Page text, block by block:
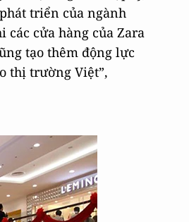
triển của ngành
các cửa hàng của Zara
tạo thêm động lực
thị trường Việt”,